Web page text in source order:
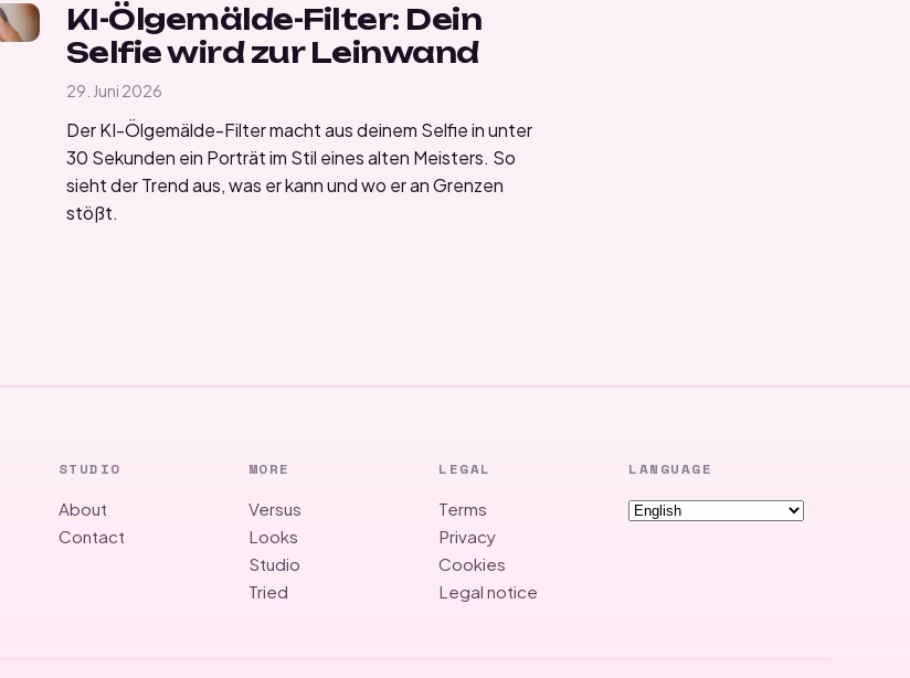
KI-Ölgemälde-Filter: Dein
Selfie wird zur Leinwand
29. Juni 2026
Der KI-Ölgemälde-Filter macht aus deinem Selfie in unter
30 Sekunden ein Porträt im Stil eines alten Meisters. So
sieht der Trend aus, was er kann und wo er an Grenzen
stößt.
STUDIO
About
Contact
MORE
Versus
Looks
Studio
Tried
LEGAL
Terms
Privacy
Cookies
Legal notice
LANGUAGE